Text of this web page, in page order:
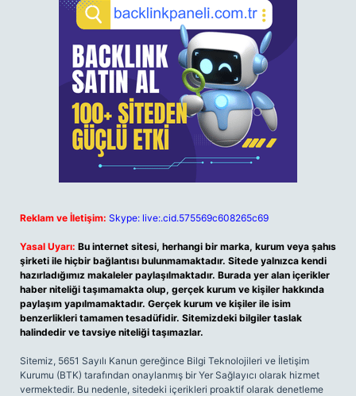
Reklam ve İletişim: Skype: live:.cid.575569c608265c69
Yasal Uyarı: Bu internet sitesi, herhangi bir marka, kurum veya şahıs
şirketi ile hiçbir bağlantısı bulunmamaktadır. Sitede yalnızca kendi
hazırladığımız makaleler paylaşılmaktadır. Burada yer alan içerikler
haber niteliği taşımamakta olup, gerçek kurum ve kişiler hakkında
paylaşım yapılmamaktadır. Gerçek kurum ve kişiler ile isim
benzerlikleri tamamen tesadüfidir. Sitemizdeki bilgiler taslak
halindedir ve tavsiye niteliği taşımazlar.
Sitemiz, 5651 Sayılı Kanun gereğince Bilgi Teknolojileri ve İletişim
Kurumu (BTK) tarafından onaylanmış bir Yer Sağlayıcı olarak hizmet
vermektedir. Bu nedenle, sitedeki içerikleri proaktif olarak denetleme